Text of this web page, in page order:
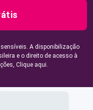
A disponibilização
e o direito de acesso à
Clique aqui.